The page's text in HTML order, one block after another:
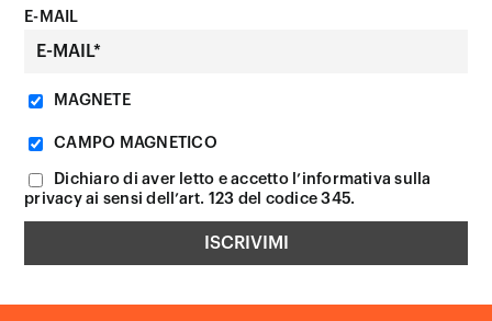
E-MAIL
MAGNETE
CAMPO MAGNETICO
Dichiaro di aver letto e accetto l’informativa sulla
privacy ai sensi dell’art. 123 del codice 345.